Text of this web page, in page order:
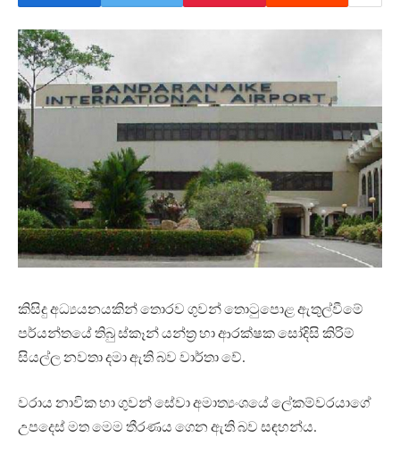
කිසිදු අධ්‍යයනයකින් තොරව ගුවන් තොටුපොළ ඇතුල්වීමේ
පර්යන්තයේ තිබු ස්කෑන් යන්ත්‍ර හා ආරක්ෂක සෝදිසි කිරිම්
සියල්ල නවතා දමා ඇති බව වාර්තා වේ.
වරාය නාවික හා ගුවන් සේවා අමාත්‍යංශයේ ලේකම්වරයාගේ
උපදෙස් මත මෙම තීරණය ගෙන ඇති බව සඳහන්ය.